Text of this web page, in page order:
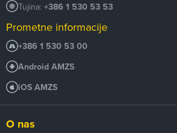
Tujina: +386 1 530 53 53
Prometne informacije
+386 1 530 53 00
Android AMZS
iOS AMZS
O nas